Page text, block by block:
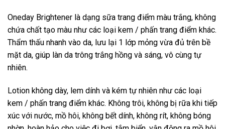
Oneday Brightener là dạng sữa trang điểm màu trắng, không
chứa chất tạo màu như các loại kem / phấn trang điểm khác.
Thẩm thấu nhanh vào da, lưu lại 1 lớp mỏng vừa đủ trên bề
mặt da, giúp làn da trông trắng hồng và sáng, vô cùng tự
nhiên.
Lotion không dày, lem dính và kém tự nhiên như các loại
kem / phấn trang điểm khác. Không trôi, không bị rữa khi tiếp
xúc với nước, mồ hôi, không bết dính, không rít, không bóng